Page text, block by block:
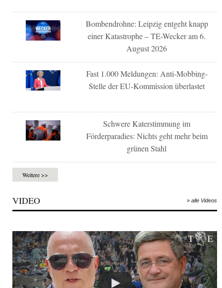
Bombendrohne: Leipzig entgeht knapp
einer Katastrophe – TE-Wecker am 6.
August 2026
Fast 1.000 Meldungen: Anti-Mobbing-
Stelle der EU-Kommission überlastet
Schwere Katerstimmung im
Förderparadies: Nichts geht mehr beim
grünen Stahl
Weitere >>
VIDEO » alle Videos